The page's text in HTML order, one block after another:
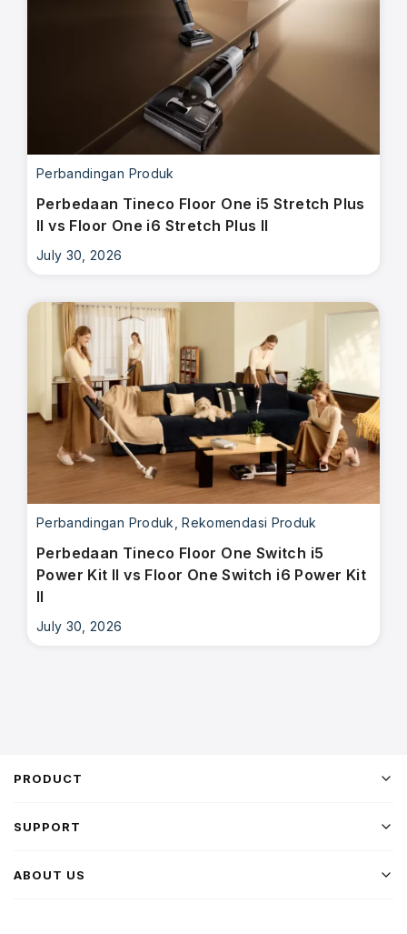
Perbandingan Produk
Perbedaan Tineco Floor One i5 Stretch Plus
II vs Floor One i6 Stretch Plus II
July 30, 2026
Perbandingan Produk ,Rekomendasi Produk
Perbedaan Tineco Floor One Switch i5
Power Kit II vs Floor One Switch i6 Power Kit
II
July 30, 2026
PRODUCT
SUPPORT
ABOUT US